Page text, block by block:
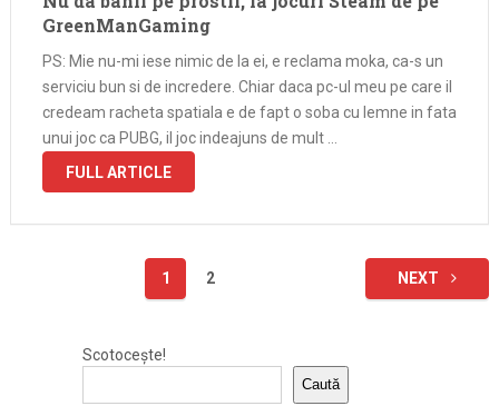
GreenManGaming
PS: Mie nu-mi iese nimic de la ei, e reclama moka, ca-s un
serviciu bun si de incredere. Chiar daca pc-ul meu pe care il
credeam racheta spatiala e de fapt o soba cu lemne in fata
unui joc ca PUBG, il joc indeajuns de mult …
FULL ARTICLE
1 2 NEXT
Scotocește!
Caută